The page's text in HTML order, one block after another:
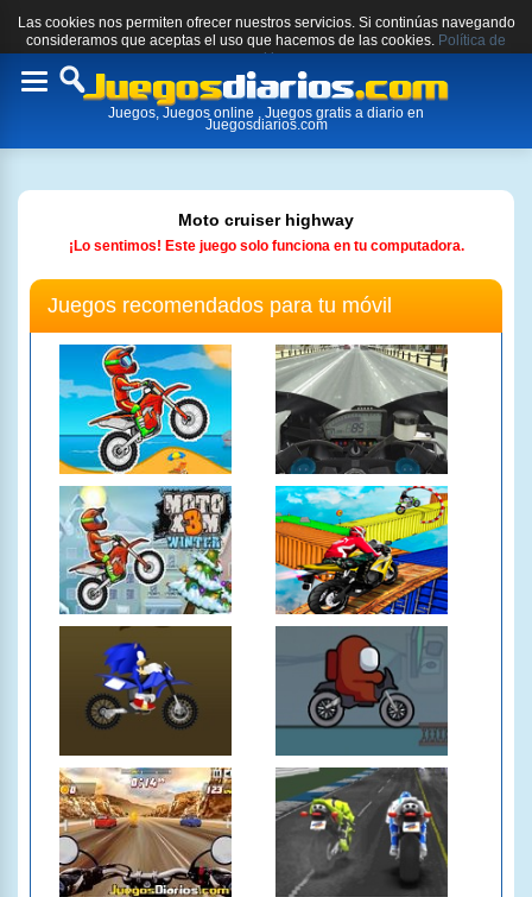
Las cookies nos permiten ofrecer nuestros servicios. Si continúas navegando
consideramos que aceptas el uso que hacemos de las cookies. Política de
cookies.
Toggle
Juegos, Juegos online , Juegos gratis a diario en
Juegosdiarios.com
Moto cruiser highway
¡Lo sentimos! Este juego solo funciona en tu computadora.
Juegos recomendados para tu móvil